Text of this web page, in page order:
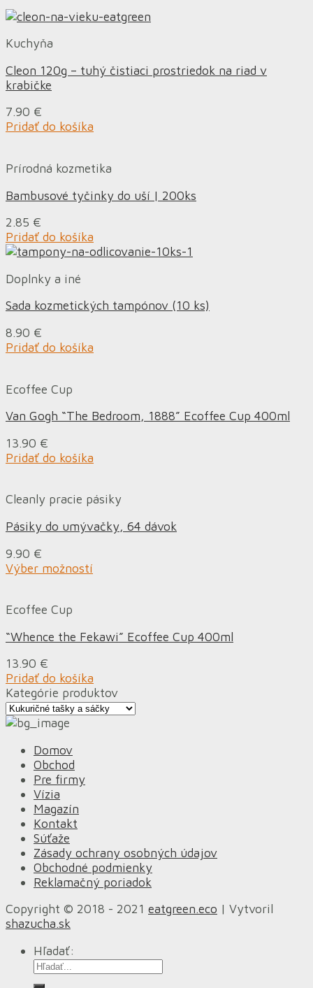
Kuchyňa
Cleon 120g – tuhý čistiaci prostriedok na riad v
krabičke
7.90 €
Pridať do košíka
Prírodná kozmetika
Bambusové tyčinky do uší | 200ks
2.85 €
Pridať do košíka
Doplnky a iné
Sada kozmetických tampónov (10 ks)
8.90 €
Pridať do košíka
Ecoffee Cup
Van Gogh “The Bedroom, 1888” Ecoffee Cup 400ml
13.90 €
Pridať do košíka
Cleanly pracie pásiky
Pásiky do umývačky, 64 dávok
9.90 €
Výber možností
Ecoffee Cup
“Whence the Fekawi” Ecoffee Cup 400ml
13.90 €
Pridať do košíka
Kategórie produktov
Domov
Obchod
Pre firmy
Vízia
Magazín
Kontakt
Súťaže
Zásady ochrany osobných údajov
Obchodné podmienky
Reklamačný poriadok
Copyright © 2018 - 2021 eatgreen.eco | Vytvoril
shazucha.sk
Hľadať: